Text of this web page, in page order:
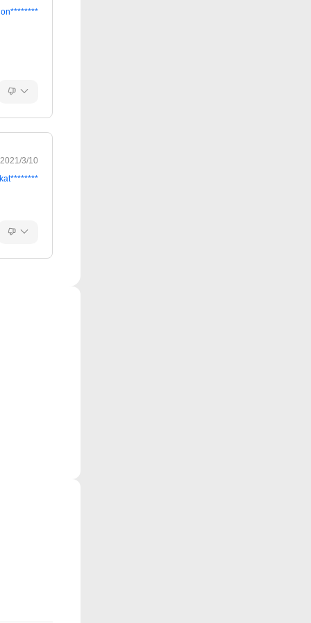
2021/3/10
kat********